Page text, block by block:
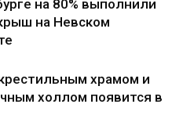
на 80% выполнили
на Невском
храмом и
холлом появится в